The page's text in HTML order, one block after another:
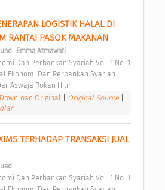
LOGISTIK HALAL DI
RANTAI PASOK MAKANAN
; Emma Atmawati
Ekonomi Dan Perbankan Syariah
Aswaja Rokan Hilir
Download Original Original Source
TERHADAP TRANSAKSI JUAL